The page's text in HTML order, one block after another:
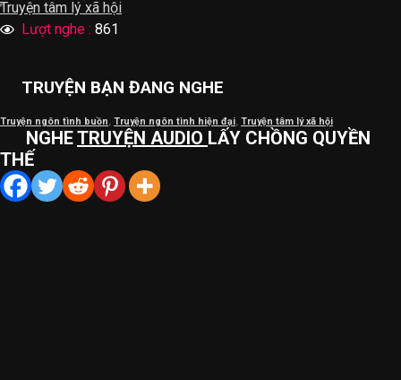
Truyện tâm lý xã hội
Lượt nghe : 861
TRUYỆN BẠN ĐANG NGHE
Truyện ngôn tình buồn, Truyện ngôn tình hiện đại, Truyện tâm lý xã hội
NGHETRUYỆN AUDIO LẤY CHỒNG QUYỀN
THẾ